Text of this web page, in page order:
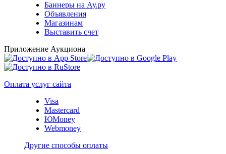
Баннеры на Ау.ру
Объявления
Магазинам
Выставить счет
Приложение Аукциона
Оплата услуг сайта
Visa
Mastercard
ЮMoney
Webmoney
Другие способы оплаты